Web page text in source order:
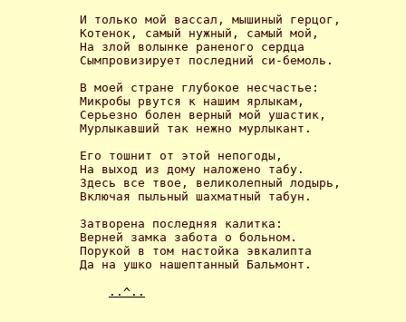
И только мой вассал, мышиный герцог,
Котенок, самый нужный, самый мой,
На злой волынке раненого сердца
Сымпровизирует последний си-бемоль.
В моей стране глубокое несчастье:
Микробы рвутся к нашим ярлыкам,
Серьезно болен верный мой ушастик,
Мурлыкавший так нежно мурлыкант.
Его тошнит от этой непогоды,
На выход из дому наложено табу.
Здесь все твое, великолепный лодырь,
Включая пыльный шахматный табун.
Затворена последняя калитка:
Верней замка забота о больном.
Порукой в том настойка эвкалипта
Да на ушко нашептанный Бальмонт.
..^..